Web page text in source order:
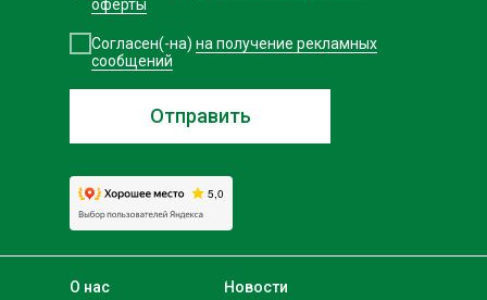
О нас
Новости
оферты
Согласен(-на) на получение рекламных
сообщений
Отправить